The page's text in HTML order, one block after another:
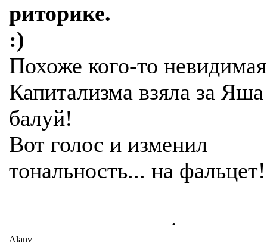
риторике.
:)
Похоже кого-то
Капитализма взяла за
балуй!
Вот голос и изменил
тональность... на фальцет!
.
Alanv